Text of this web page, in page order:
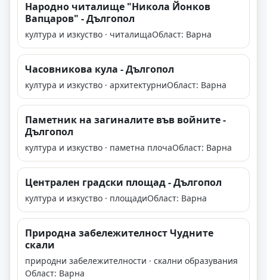
Народно читалище "Никола Йонков
Вапцаров" - Дългопол
култура и изкуство · читалищаОбласт: Варна
Часовникова кула - Дългопол
култура и изкуство · архитектурниОбласт: Варна
Паметник на загиналите във войните -
Дългопол
култура и изкуство · паметна плочаОбласт: Варна
Централен градски площад - Дългопол
култура и изкуство · площадиОбласт: Варна
Природна забележителност Чудните
скали
природни забележителности · скални образувания
Област: Варна